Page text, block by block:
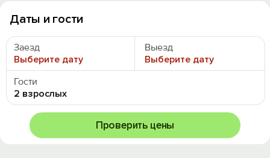
Даты и гости
Заезд
Выберите дату
Выезд
Выберите дату
Гости
2 взрослых
Проверить цены